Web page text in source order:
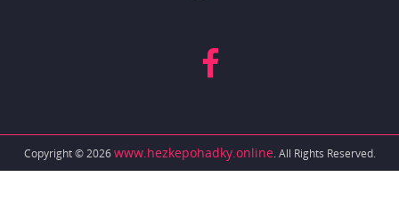
Copyright © 2026www.hezkepohadky.online. All Rights Reserved.